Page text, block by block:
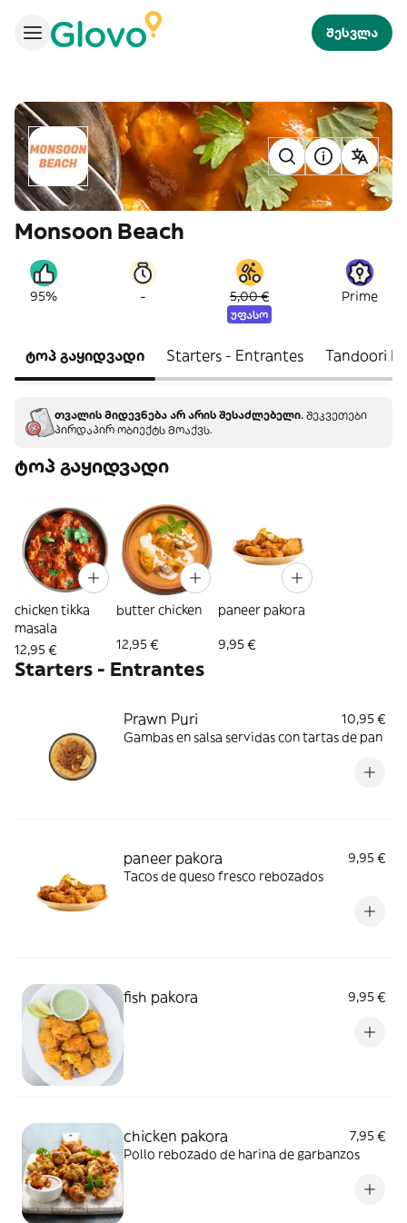
შესვლა
Monsoon Beach
95% - 5,00 €
უფასო
Prime
ტოპ გაყიდვადი Starters - Entrantes Tandoori
თვალის მიდევნება არ არის შესაძლებელი. შეკვეთები
პირდაპირ ობიექტს მოაქვს.
ტოპ გაყიდვადი
chicken tikka
masala
12,95 €
butter chicken
12,95 €
paneer pakora
9,95 €
Starters - Entrantes
Prawn Puri
10,95 €
Gambas en salsa servidas con tartas de pan
paneer pakora
9,95 €
Tacos de queso fresco rebozados
fish pakora 9,95 €
chicken pakora
7,95 €
Pollo rebozado de harina de garbanzos